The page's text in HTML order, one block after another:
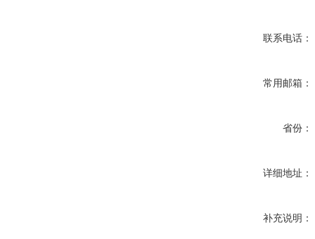
联系电话：
常用邮箱：
省份：
详细地址：
补充说明：